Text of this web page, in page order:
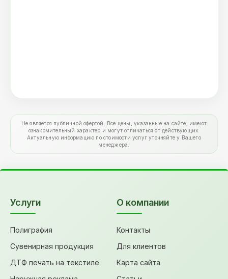
Не является публичной офертой. Все цены, указанные на сайте, имеют
ознакомительный характер и могут отличаться от действующих.
Актуальную информацию по стоимости услуг уточняйте у Вашего
менеджера.
Услуги
Полиграфия
Сувенирная продукция
ДТФ печать на текстиле
О компании
Контакты
Для клиентов
Карта сайта